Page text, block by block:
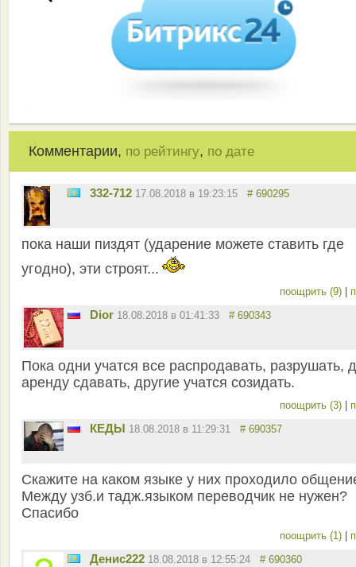
Комментарии, по рейтингу, по дате
332-712 17.08.2018 в 19:23:15 # 690295
пока наши пиздят (ударение можете ставить где
угодно), эти строят...
поощрить (9)
Dior 18.08.2018 в 01:41:33 # 690343
Пока одни учатся все распродавать, разрушать,
аренду сдавать, другие учатся созидать.
поощрить (3)
КЕДЫ 18.08.2018 в 11:29:31 # 690357
Скажите на каком языке у них проходило
Между узб.и тадж.языком переводчик не нужен?
Спасибо
поощрить (1)
Денис222 18.08.2018 в 12:55:24 # 690360